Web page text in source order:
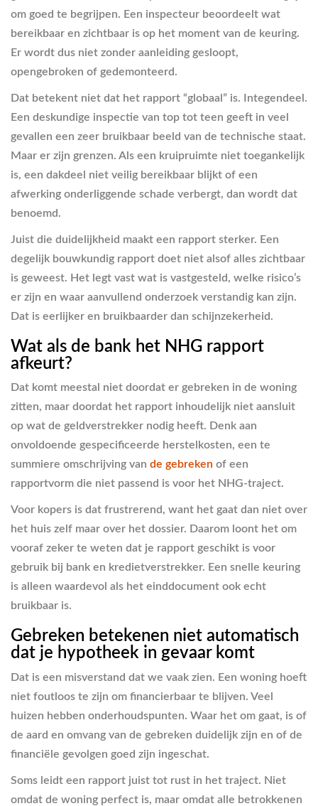
om goed te begrijpen. Een inspecteur beoordeelt wat
bereikbaar en zichtbaar is op het moment van de keuring.
Er wordt dus niet zonder aanleiding gesloopt,
opengebroken of gedemonteerd.
Dat betekent niet dat het rapport “globaal” is. Integendeel.
Een deskundige inspectie van top tot teen geeft in veel
gevallen een zeer bruikbaar beeld van de technische staat.
Maar er zijn grenzen. Als een kruipruimte niet toegankelijk
is, een dakdeel niet veilig bereikbaar blijkt of een
afwerking onderliggende schade verbergt, dan wordt dat
benoemd.
Juist die duidelijkheid maakt een rapport sterker. Een
degelijk bouwkundig rapport doet niet alsof alles zichtbaar
is geweest. Het legt vast wat is vastgesteld, welke risico’s
er zijn en waar aanvullend onderzoek verstandig kan zijn.
Dat is eerlijker en bruikbaarder dan schijnzekerheid.
Wat als de bank het NHG rapport
afkeurt?
Dat komt meestal niet doordat er gebreken in de woning
zitten, maar doordat het rapport inhoudelijk niet aansluit
op wat de geldverstrekker nodig heeft. Denk aan
onvoldoende gespecificeerde herstelkosten, een te
summiere omschrijving van de gebreken of een
rapportvorm die niet passend is voor het NHG-traject.
Voor kopers is dat frustrerend, want het gaat dan niet over
het huis zelf maar over het dossier. Daarom loont het om
vooraf zeker te weten dat je rapport geschikt is voor
gebruik bij bank en kredietverstrekker. Een snelle keuring
is alleen waardevol als het einddocument ook echt
bruikbaar is.
Gebreken betekenen niet automatisch
dat je hypotheek in gevaar komt
Dat is een misverstand dat we vaak zien. Een woning hoeft
niet foutloos te zijn om financierbaar te blijven. Veel
huizen hebben onderhoudspunten. Waar het om gaat, is of
de aard en omvang van de gebreken duidelijk zijn en of de
financiële gevolgen goed zijn ingeschat.
Soms leidt een rapport juist tot rust in het traject. Niet
omdat de woning perfect is, maar omdat alle betrokkenen